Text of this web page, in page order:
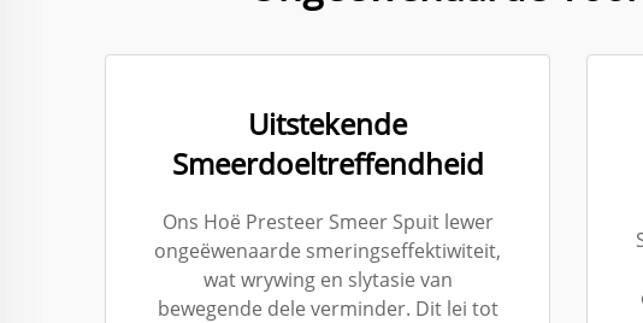
Uitstekende
Smeerdoeltreffendheid
Ons Hoë Presteer Smeer Spuit lewer
ongeëwenaarde smeringseffektiwiteit,
wat wrywing en slytasie van
bewegende dele verminder. Dit lei tot